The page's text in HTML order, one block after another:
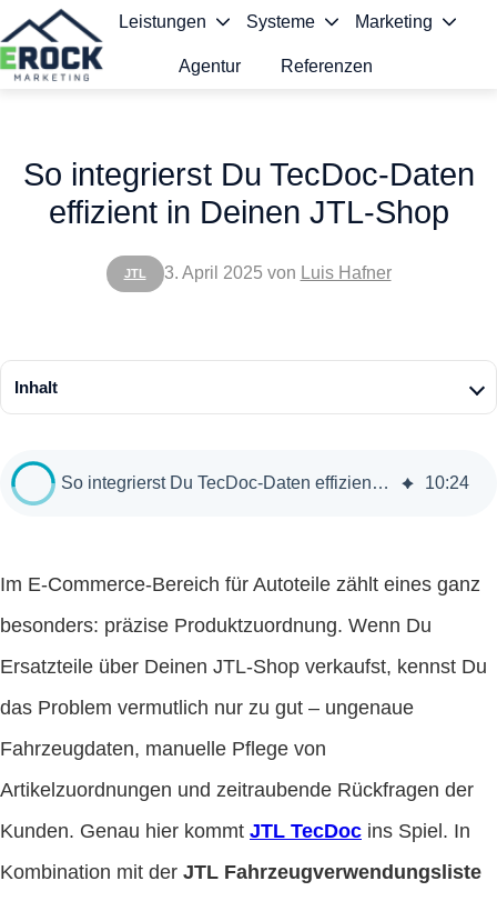
Leistungen Systeme Marketing
Agentur Referenzen
JTL
So integrierst Du TecDoc-Daten
effizient in Deinen JTL-Shop
3. April 2025 von Luis Hafner
Inhalt
So integrierst Du TecDoc-Daten effizient in Deinen JTL-Shop 10:24
Im E-Commerce-Bereich für Autoteile zählt eines ganz
besonders: präzise Produktzuordnung. Wenn Du
Ersatzteile über Deinen JTL-Shop verkaufst, kennst Du
das Problem vermutlich nur zu gut – ungenaue
Fahrzeugdaten, manuelle Pflege von
Artikelzuordnungen und zeitraubende Rückfragen der
Kunden. Genau hier kommt JTL TecDoc ins Spiel. In
Kombination mit der JTL Fahrzeugverwendungsliste